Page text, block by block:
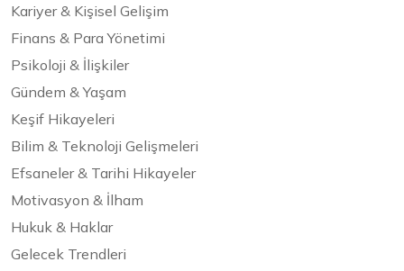
Kariyer & Kişisel Gelişim
Finans & Para Yönetimi
Psikoloji & İlişkiler
Gündem & Yaşam
Keşif Hikayeleri
Bilim & Teknoloji Gelişmeleri
Efsaneler & Tarihi Hikayeler
Motivasyon & İlham
Hukuk & Haklar
Gelecek Trendleri